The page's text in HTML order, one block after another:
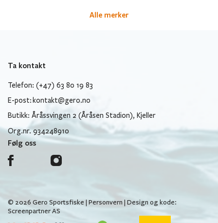
Alle merker
Ta kontakt
Telefon: (+47) 63 80 19 83
E-post: kontakt@gero.no
Butikk: Åråssvingen 2 (Åråsen Stadion), Kjeller
Org.nr. 934248910
Følg oss
© 2026 Gero Sportsfiske | Personvern | Design og kode:
Screenpartner AS